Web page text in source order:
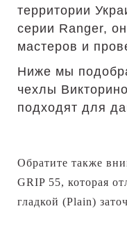
территории
серии Ranger,
мастеров и
Ниже мы
чехлы
подходят для
Обратите также
GRIP 55, которая
гладкой (Plain)